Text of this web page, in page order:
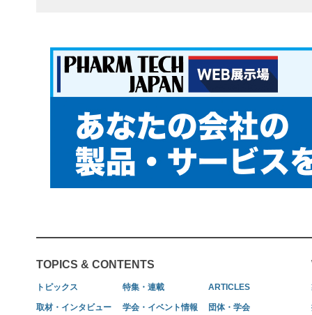
TOPICS & CONTENTS
トピックス 特集・連載 ARTICLES
取材・インタビュー 学会・イベント情報 団体・学会